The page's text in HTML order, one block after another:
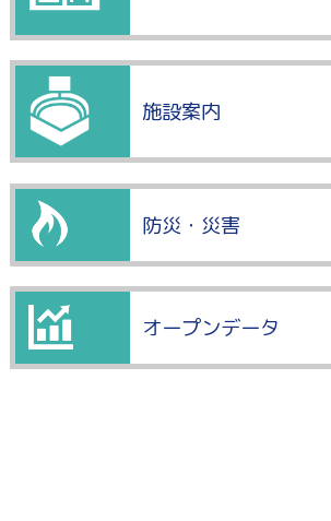
施設案内
防災・災害
オープンデータ